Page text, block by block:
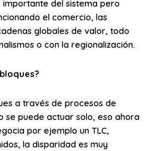
importante del sistema pero
el comercio, las
globales de valor, todo
o con la regionalización.
a través de procesos de
se puede actuar solo, eso ahora
por ejemplo un TLC,
la disparidad es muy